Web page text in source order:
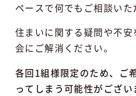
ペースで何でもご相談いた
住まいに関する疑問や不
会にご解消ください。
各回1組様限定のため、ご
ってしまう可能性がござ